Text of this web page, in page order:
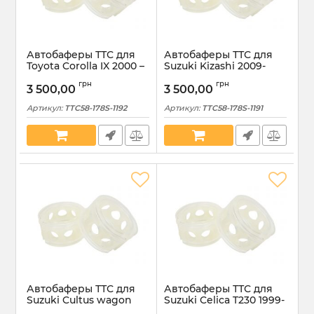
Автобаферы ТТС для
Toyota Corolla IX 2000 –
S (TTC58-178S-1192)
3 500,00 грн
Артикул: TTC58-178S-1192
Автобаферы ТТС для
Suzuki Kizashi 2009-
S (TTC58-178S-1191)
3 500,00 грн
Артикул: TTC58-178S-1191
Автобаферы ТТС для
Suzuki Cultus wagon
Автобаферы ТТС для
Suzuki Celica T230 1999-